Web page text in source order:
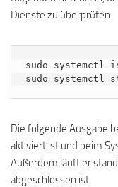
Dienste zu überprüfen.
sudo systemctl
sudo systemctl
Die folgende Ausgabe
aktiviert ist und beim
Außerdem läuft er
abgeschlossen ist.